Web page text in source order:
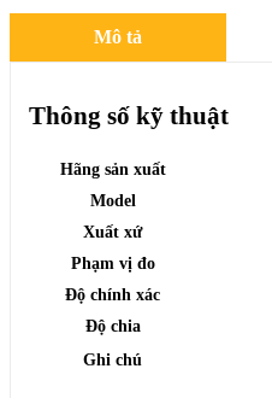
Mô tả
Thông số kỹ thuật
Hãng sản xuất
Model
Xuất xứ
Phạm vị đo
Độ chính xác
Độ chia
Ghi chú